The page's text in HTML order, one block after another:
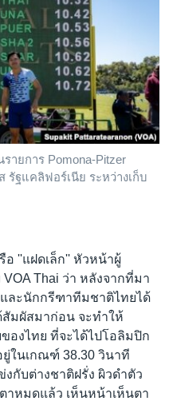
ยการ Pomona-Pitzer
รัฐแคลิฟอร์เนีย ระหว่างเก็บ
''แฝดเล็ก'' หัวหน้าผู้
Thai ว่า หลังจากที่มา
และนักกรีฑาทีมชาติไทยได้
มผัสมาก่อน จะทำให้
องไทย ที่จะได้ไปโอลิมปิก
ในเกณฑ์ 38.30 วินาที
งกับต่างชาติฝรั่ง ผิวดำตัว
าหมดแล้ว เห็นหน้าเห็นตา